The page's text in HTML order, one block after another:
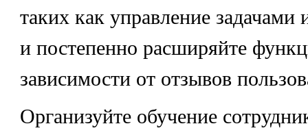
таких как управление
и постепенно расширяйте
зависимости от отзывов
Организуйте обучение